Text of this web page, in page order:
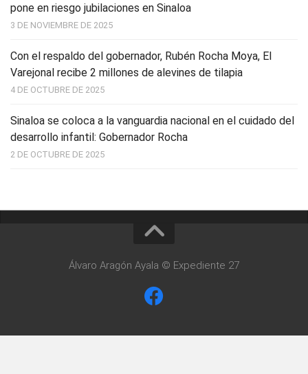
pone en riesgo jubilaciones en Sinaloa
3 DE NOVIEMBRE DE 2025
Con el respaldo del gobernador, Rubén Rocha Moya, El
Varejonal recibe 2 millones de alevines de tilapia
4 DE OCTUBRE DE 2025
Sinaloa se coloca a la vanguardia nacional en el cuidado del
desarrollo infantil: Gobernador Rocha
2 DE OCTUBRE DE 2025
Álvaro Aragón Ayala © Expediente 27